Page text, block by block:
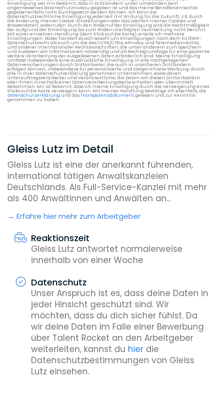
Einwilligung war mir bekannt, dass in Drittländern unter Umständen kein
angemessenes Datenschutzniveau gegeben ist und das meine Betroffenenrechte
gegebenenfalls nicht durchgesetzt werden können. Ich kann die
datenschutzrechtliche Einwilligung jederzeit mit Wirkung für die Zukunft, z.B. durch
die Änderung meiner Cookie-Einstellungen oder das Löschen meiner Cookies und
Browserdaten, widerrufen. Durch den Widerruf der Einwilligung wird die Rechtmäßigkeit
der aufgrund der Einwilligung bis zum Widerruf erfolgten Verarbeitung nicht berührt.
Mit einer einzelnen Handlung (dem Klick auf die Karte), erteile ich mehrere
Einwilligungen. Dabei handelt es sich sowohl um Einwilligungen nach dem EU/EWR-
Datenschutzrecht als auch um die des CCPA/CPRA, ePrivacy und Telemedienrechts,
und anderer internationaler Rechtsvorschriften, die unter anderem zum Speichern
und Auslesen von Informationen notwendig und als Rechtsgrundlage für eine geplante
weitere Verarbeitung der ausgelesenen Daten erforderlich sind. Meine Einwilligung
umfasst insbesondere eine ausdrückliche Einwilligung in alle nachgelagerten
Datenverarbeitungen durch Drittanbieter, die auch in unsicheren Drittländern
erfolgen können, insbesondere für personalisierte und zielgerichtete Werbung, durch
alle in ihrer Datenschutzerklärung genannten Unternehmen, sowie deren
Unterauftragsverarbeiter und Verantwortliche, die Daten von diesen Drittanbietern
oder ihnen innerhalb einer Datenverarbeitungskette erhalten oder übermittelt
bekommen. Mir ist bekannt, dass ich meine Einwilligung durch die Verweigerung eines
Klicks auf die Karte verweigern kann. Mit meiner Handlung bestätige ich ebenfalls, die
Datenschutzerklärung und dasTransparenzdokumentgelesen und zur Kenntnis
genommen zu haben.
Gleiss Lutz im Detail
Gleiss Lutz ist eine der anerkannt führenden,
international tätigen Anwaltskanzleien
Deutschlands. Als Full-Service-Kanzlei mit mehr
als 400 Anwältinnen und Anwälten an...
Erfahre hier mehr zum Arbeitgeber
Reaktionszeit
Gleiss Lutz antwortet normalerweise
innerhalb von einer Woche
Datenschutz
Unser Anspruch ist es, dass deine Daten in
jeder Hinsicht geschützt sind. Wir
möchten, dass du dich sicher fühlst. Da
wir deine Daten im Falle einer Bewerbung
über Talent Rocket an den Arbeitgeber
weiterleiten, kannst du hierdie
Datenschutzbestimmungen von Gleiss
Lutz einsehen.